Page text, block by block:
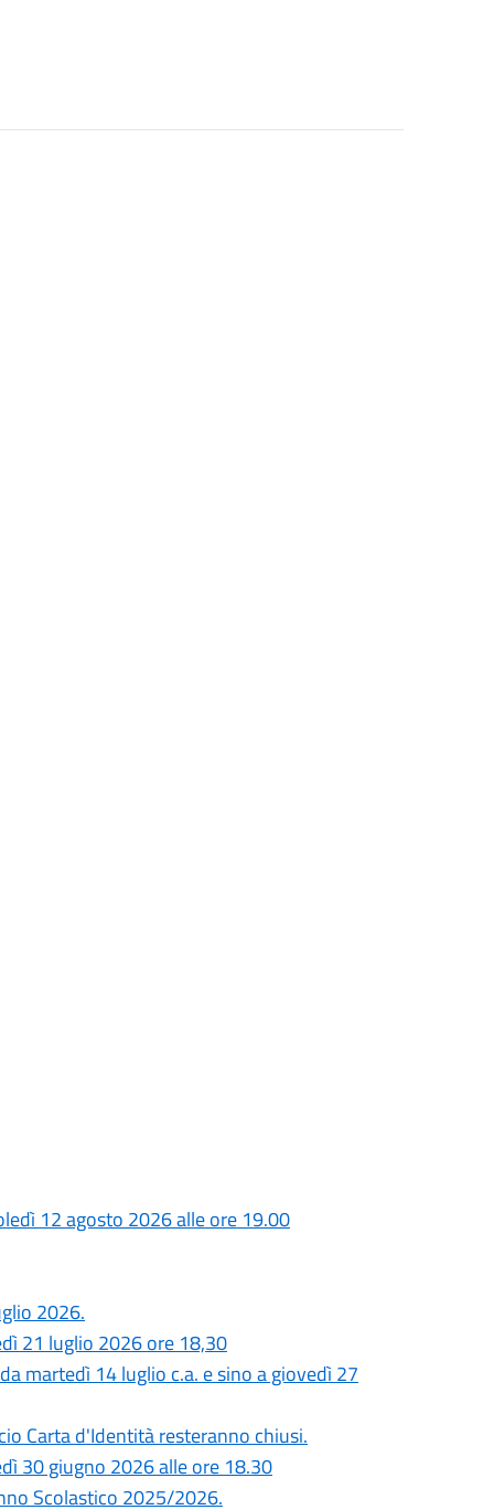
12 agosto 2026 alle ore 19.00
2026.
21 luglio 2026 ore 18,30
martedì 14 luglio c.a. e sino a giovedì 27
Carta d'Identità resteranno chiusi.
30 giugno 2026 alle ore 18.30
Scolastico 2025/2026.